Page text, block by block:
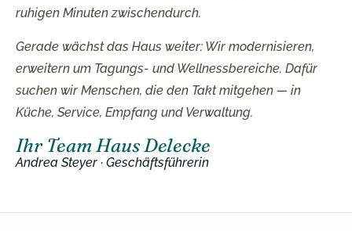
ruhigen Minuten zwischendurch.
Gerade wächst das Haus weiter: Wir modernisieren,
erweitern um Tagungs- und Wellnessbereiche. Dafür
suchen wir Menschen, die den Takt mitgehen — in
Küche, Service, Empfang und Verwaltung.
Ihr Team Haus Delecke
Andrea Steyer · Geschäftsführerin